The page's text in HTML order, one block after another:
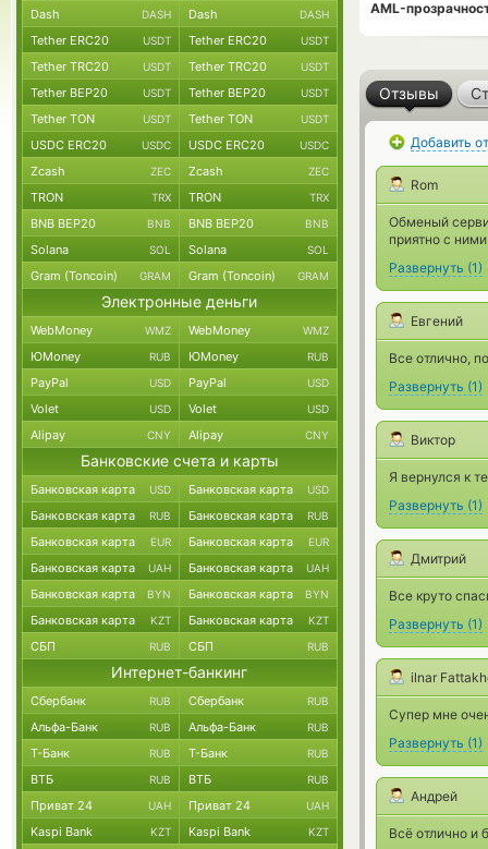
AML-
Отзывы
Добавить
Rom
Обменый
приятно с
Развернуть (1)
Евгений
Все отлично,
Развернуть (1)
Виктор
Я вернулся к
Развернуть (1)
Дмитрий
Все круто
Развернуть (1)
ilnar
Супер мне
Развернуть (1)
Андрей
Всё отлично и
Dash DASH Dash DASH
Tether ERC20 USDT Tether ERC20 USDT
Tether TRC20 USDT Tether TRC20 USDT
Tether BEP20 USDT Tether BEP20 USDT
Tether TON USDT Tether TON USDT
USDC ERC20 USDC USDC ERC20 USDC
Zcash ZEC Zcash ZEC
TRON TRX TRON TRX
BNB BEP20 BNB BNB BEP20 BNB
Solana SOL Solana SOL
Gram (Toncoin) GRAM Gram (Toncoin) GRAM
Электронные деньги
WebMoney WMZ WebMoney WMZ
ЮMoney RUB ЮMoney RUB
PayPal USD PayPal USD
Volet USD Volet USD
Alipay CNY Alipay CNY
Банковские счета и карты
Банковская карта USD Банковская карта USD
Банковская карта RUB Банковская карта RUB
Банковская карта EUR Банковская карта EUR
Банковская карта UAH Банковская карта UAH
Банковская карта BYN Банковская карта BYN
Банковская карта KZT Банковская карта KZT
СБП RUB СБП RUB
Интернет-банкинг
Сбербанк RUB Сбербанк RUB
Альфа-Банк RUB Альфа-Банк RUB
Т-Банк RUB Т-Банк RUB
ВТБ RUB ВТБ RUB
Приват 24 UAH Приват 24 UAH
Kaspi Bank KZT Kaspi Bank KZT